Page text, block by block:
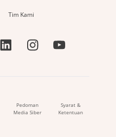
Tim Kami
Pedoman
Media Siber
Syarat &
Ketentuan